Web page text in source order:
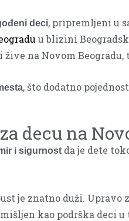
deci, pripremljeni u
u blizini
na Novom
, što dodatno
decu na
i sigurnost da je dete
je znatno duži. Upravo
kao podrška deci